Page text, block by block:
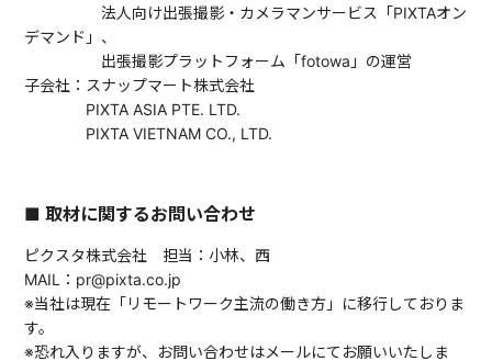
法人向け出張撮影・カメラマンサービス「PIXTAオン
デマンド」、
出張撮影プラットフォーム「fotowa」の運営
子会社：スナップマート株式会社
PIXTA ASIA PTE. LTD.
PIXTA VIETNAM CO., LTD.
■ 取材に関するお問い合わせ
ピクスタ株式会社 担当：小林、西
MAIL：pr@pixta.co.jp
※当社は現在「リモートワーク主流の働き方」に移行しておりま
す。
※恐れ入りますが、お問い合わせはメールにてお願いいたしま